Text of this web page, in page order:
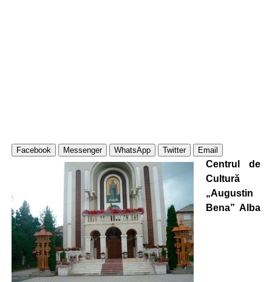
Facebook Messenger WhatsApp Twitter Email
Centrul de
Cultură
„Augustin
Bena” Alba